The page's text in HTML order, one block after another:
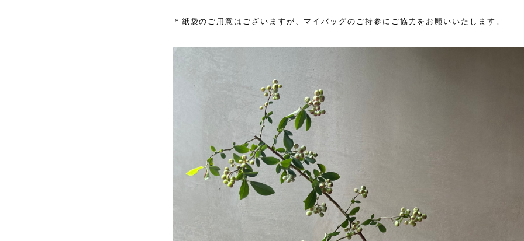
＊紙袋のご用意はございますが、マイバッグのご持参にご協力をお願いいたします。